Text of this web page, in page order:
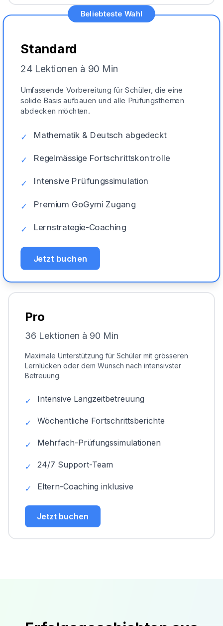
Beliebteste Wahl
Standard
24 Lektionen à 90 Min
Umfassende Vorbereitung für Schüler, die eine
solide Basis aufbauen und alle Prüfungsthemen
abdecken möchten.
✓ Mathematik & Deutsch abgedeckt
✓ Regelmässige Fortschrittskontrolle
✓ Intensive Prüfungssimulation
✓ Premium GoGymi Zugang
✓ Lernstrategie-Coaching
Jetzt buchen
Pro
36 Lektionen à 90 Min
Maximale Unterstützung für Schüler mit grösseren
Lernlücken oder dem Wunsch nach intensivster
Betreuung.
✓ Intensive Langzeitbetreuung
✓ Wöchentliche Fortschrittsberichte
✓ Mehrfach-Prüfungssimulationen
✓ 24/7 Support-Team
✓ Eltern-Coaching inklusive
Jetzt buchen